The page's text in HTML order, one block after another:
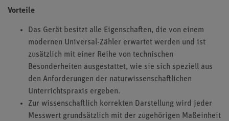
Vorteile
Das Gerät besitzt alle Eigenschaften, die von einem
modernen Universal-Zähler erwartet werden und ist
zusätzlich mit einer Reihe von technischen
Besonderheiten ausgestattet, wie sie sich speziell aus
den Anforderungen der naturwissenschaftlichen
Unterrichtspraxis ergeben.
Zur wissenschaftlich korrekten Darstellung wird jeder
Messwert grundsätzlich mit der zugehörigen Maßeinheit